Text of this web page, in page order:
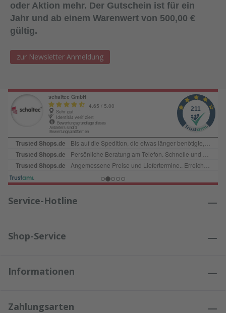
oder Aktion mehr. Der Gutschein ist für ein
Jahr und ab einem Warenwert von 500,00 €
gültig.
zur Newsletter Anmeldung
Service-Hotline
Shop-Service
Informationen
Zahlungsarten